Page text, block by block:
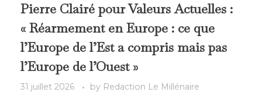
Pierre Clairé pour Valeurs Actuelles :
« Réarmement en Europe : ce que
l’Europe de l’Est a compris mais pas
l’Europe de l’Ouest »
31 juillet 2026 by Redaction Le Millénaire